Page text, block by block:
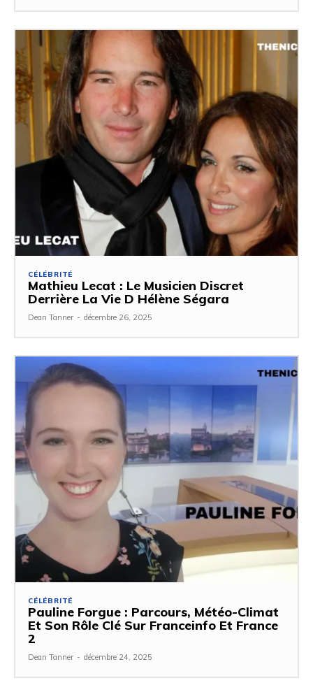
CÉLÉBRITÉ
Mathieu Lecat : Le Musicien Discret
Derrière La Vie D Hélène Ségara
Dean Tanner - décembre 26, 2025
CÉLÉBRITÉ
Pauline Forgue : Parcours, Météo-Climat
Et Son Rôle Clé Sur Franceinfo Et France
2
Dean Tanner - décembre 24, 2025